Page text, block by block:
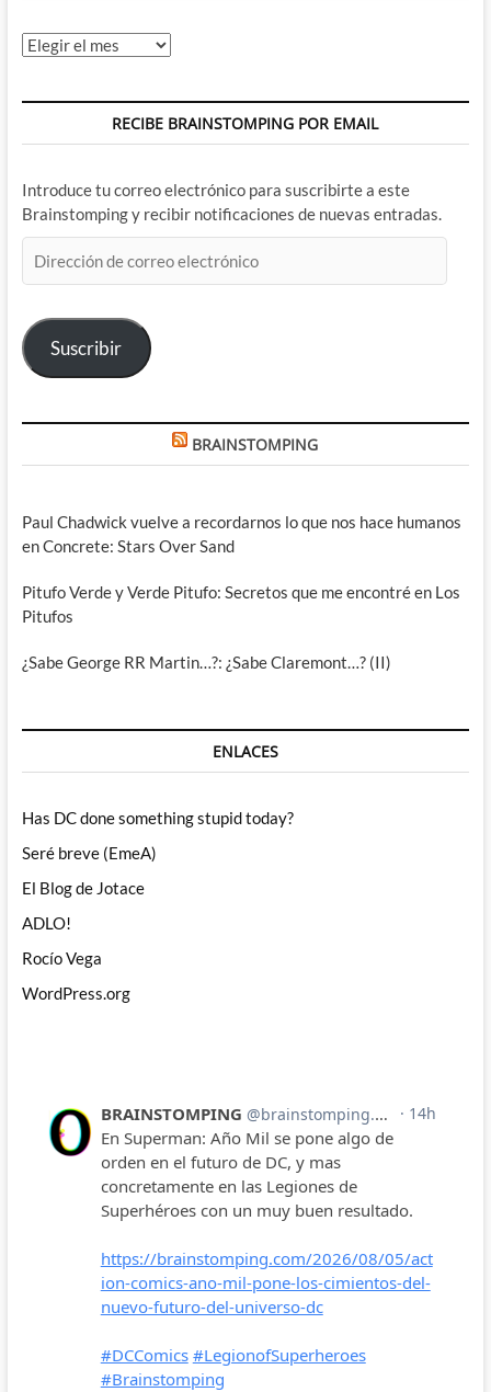
Archivos
RECIBE BRAINSTOMPING POR EMAIL
Introduce tu correo electrónico para suscribirte a este
Brainstomping y recibir notificaciones de nuevas entradas.
de
electrónico
Suscribir
BRAINSTOMPING
Paul Chadwick vuelve a recordarnos lo que nos hace humanos
en Concrete: Stars Over Sand
Pitufo Verde y Verde Pitufo: Secretos que me encontré en Los
Pitufos
¿Sabe George RR Martin…?: ¿Sabe Claremont…? (II)
ENLACES
Has DC done something stupid today?
Seré breve (EmeA)
El Blog de Jotace
ADLO!
Rocío Vega
WordPress.org